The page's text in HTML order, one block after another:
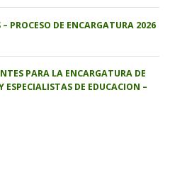
PROCESO DE ENCARGATURA 2026
PARA LA ENCARGATURA DE
ESPECIALISTAS DE EDUCACION –